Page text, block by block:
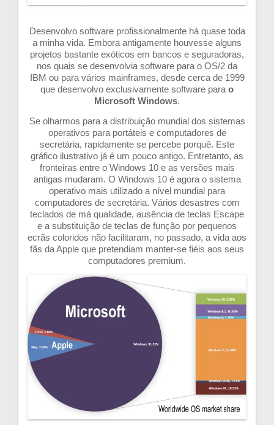
Desenvolvo software profissionalmente há quase toda
a minha vida. Embora antigamente houvesse alguns
projetos bastante exóticos em bancos e seguradoras,
nos quais se desenvolvia software para o OS/2 da
IBM ou para vários mainframes, desde cerca de 1999
que desenvolvo exclusivamente software para o
Microsoft Windows.
Se olharmos para a distribuição mundial dos sistemas
operativos para portáteis e computadores de
secretária, rapidamente se percebe porquê. Este
gráfico ilustrativo já é um pouco antigo. Entretanto, as
fronteiras entre o Windows 10 e as versões mais
antigas mudaram. O Windows 10 é agora o sistema
operativo mais utilizado a nível mundial para
computadores de secretária. Vários desastres com
teclados de má qualidade, ausência de teclas Escape
e a substituição de teclas de função por pequenos
ecrãs coloridos não facilitaram, no passado, a vida aos
fãs da Apple que pretendiam manter-se fiéis aos seus
computadores premium.